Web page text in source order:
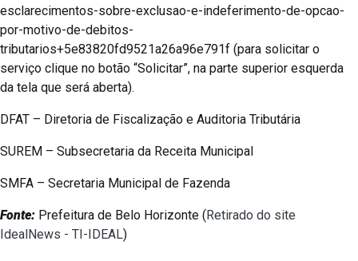
esclarecimentos-sobre-exclusao-e-indeferimento-de-opcao-
por-motivo-de-debitos-
tributarios+5e83820fd9521a26a96e791f (para solicitar o
serviço clique no botão “Solicitar”, na parte superior esquerda
da tela que será aberta).
DFAT – Diretoria de Fiscalização e Auditoria Tributária
SUREM – Subsecretaria da Receita Municipal
SMFA – Secretaria Municipal de Fazenda
Fonte: Prefeitura de Belo Horizonte (Retirado do site
IdealNews - TI-IDEAL)